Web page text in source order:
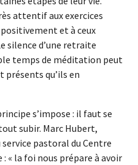
attentif aux exercices
et à ceux
silence d’une retraite
temps de méditation peut
qu’ils en
s’impose : il faut se
subir. Marc Hubert,
pastoral du Centre
« la foi nous prépare à avoir